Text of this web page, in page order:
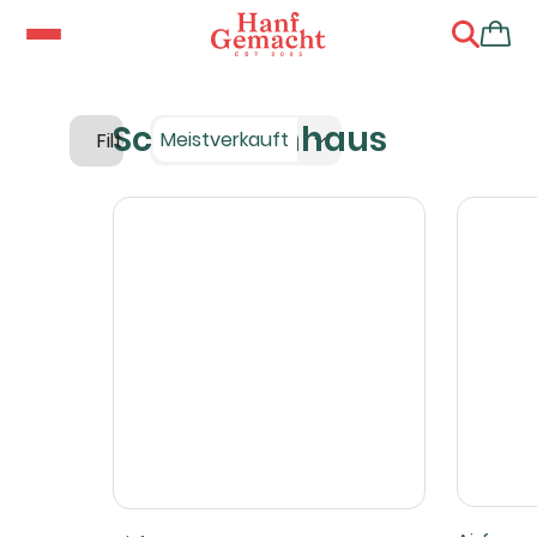
Filter Meistverkauft
Schneckenhaus